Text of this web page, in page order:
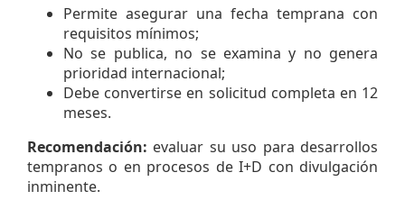
Permite asegurar una fecha temprana con
requisitos mínimos;
No se publica, no se examina y no genera
prioridad internacional;
Debe convertirse en solicitud completa en 12
meses.
Recomendación: evaluar su uso para desarrollos
tempranos o en procesos de I+D con divulgación
inminente.